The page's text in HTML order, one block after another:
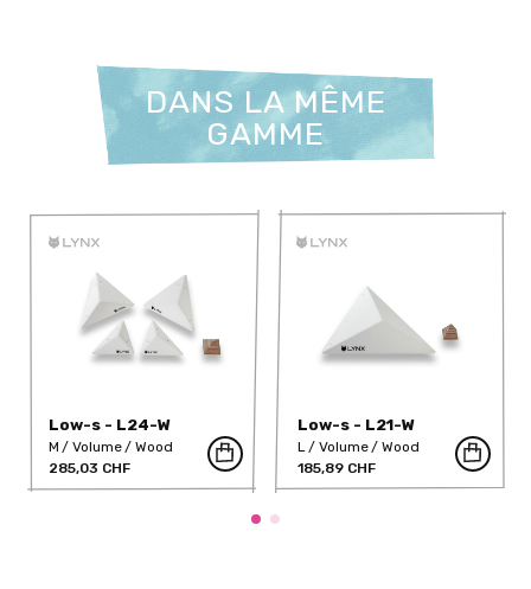
DANS LA MÊME
GAMME
Low-s - L24-W
M Volume
Wood
285,03 CHF
Low-s - L21-W
L Volume
Wood
185,89 CHF